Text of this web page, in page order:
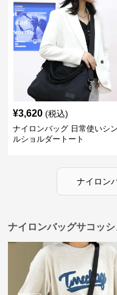
¥3,620 (税込)
ナイロンバッグ 日常使いシ
ルショルダートート
ナイロン
ナイロンバッグサコッ